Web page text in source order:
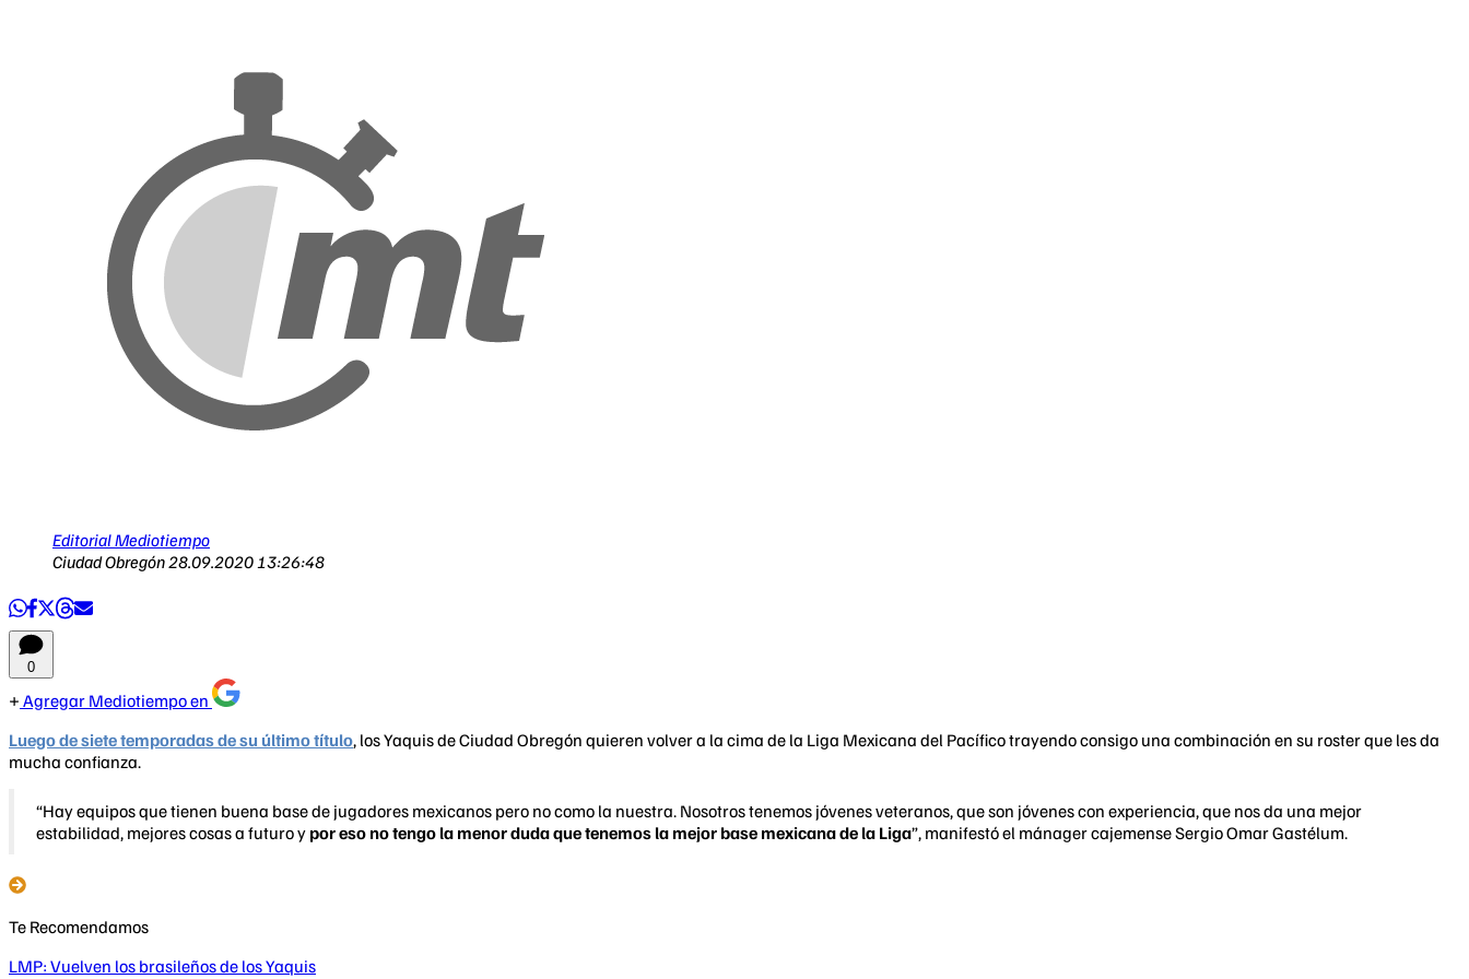
Editorial Mediotiempo
Ciudad Obregón28.09.2020 13:26:48
0
Agregar Mediotiempo en
Luego de siete temporadas de su último título, los Yaquis de Ciudad Obregón quieren volver a la cima de la Liga Mexicana del Pacífico trayendo consigo una combinación en su roster que les da
mucha confianza.
“Hay equipos que tienen buena base de jugadores mexicanos pero no como la nuestra. Nosotros tenemos jóvenes veteranos, que son jóvenes con experiencia, que nos da una mejor
estabilidad, mejores cosas a futuro y por eso no tengo la menor duda que tenemos la mejor base mexicana de la Liga”, manifestó el mánager cajemense Sergio Omar Gastélum.
Te Recomendamos
LMP: Vuelven los brasileños de los Yaquis